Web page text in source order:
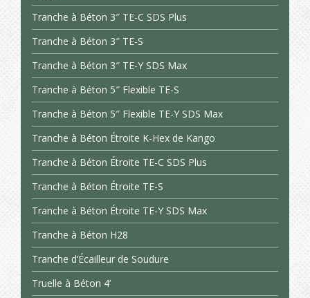
Tranche à Béton 3″ TE-C SDS Plus
Tranche à Béton 3″ TE-S
Tranche à Béton 3″ TE-Y SDS Max
Tranche à Béton 5″ Flexible TE-S
Tranche à Béton 5″ Flexible TE-Y SDS Max
Tranche à Béton Étroite K-Hex de Kango
Tranche à Béton Étroite TE-C SDS Plus
Tranche à Béton Étroite TE-S
Tranche à Béton Étroite TE-Y SDS Max
Tranche à Béton H28
Tranche d’Écailleur de Soudure
Truelle à Béton 4’